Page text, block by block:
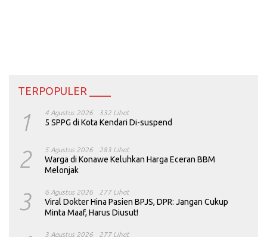
TERPOPULER ____
1 4 Agustus 2026 332 Lihat
5 SPPG di Kota Kendari Di-suspend
2 5 Agustus 2026 283 Lihat
Warga di Konawe Keluhkan Harga Eceran BBM
Melonjak
3 6 Agustus 2026 277 Lihat
Viral Dokter Hina Pasien BPJS, DPR: Jangan Cukup
Minta Maaf, Harus Diusut!
3 Agustus 2026 277 Lihat